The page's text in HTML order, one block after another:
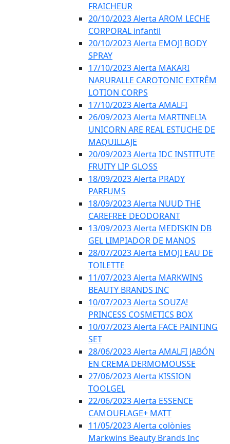
FRAICHEUR
20/10/2023 Alerta AROM LECHE
CORPORAL infantil
20/10/2023 Alerta EMOJI BODY
SPRAY
17/10/2023 Alerta MAKARI
NARURALLE CAROTONIC EXTRÊM
LOTION CORPS
17/10/2023 Alerta AMALFI
26/09/2023 Alerta MARTINELIA
UNICORN ARE REAL ESTUCHE DE
MAQUILLAJE
20/09/2023 Alerta IDC INSTITUTE
FRUITY LIP GLOSS
18/09/2023 Alerta PRADY
PARFUMS
18/09/2023 Alerta NUUD THE
CAREFREE DEODORANT
13/09/2023 Alerta MEDISKIN DB
GEL LIMPIADOR DE MANOS
28/07/2023 Alerta EMOJI EAU DE
TOILETTE
11/07/2023 Alerta MARKWINS
BEAUTY BRANDS INC
10/07/2023 Alerta SOUZA!
PRINCESS COSMETICS BOX
10/07/2023 Alerta FACE PAINTING
SET
28/06/2023 Alerta AMALFI JABÓN
EN CREMA DERMOMOUSSE
27/06/2023 Alerta KISSION
TOOLGEL
22/06/2023 Alerta ESSENCE
CAMOUFLAGE+ MATT
11/05/2023 Alerta colònies
Markwins Beauty Brands Inc